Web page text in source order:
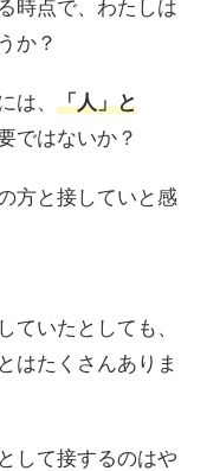
時点で、わたしは
か？
は、 「人」と
ではないか？
方と接していと感
ていたとしても、
はたくさんありま
して接するのはや